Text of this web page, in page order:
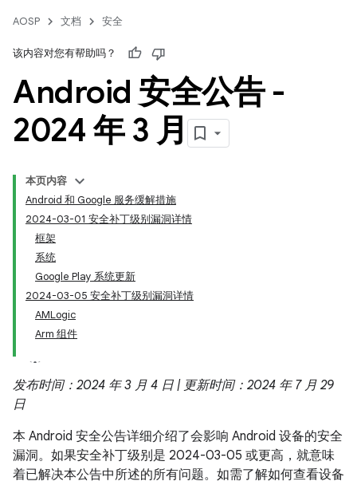
AOSP 文档 安全
该内容对您有帮助吗？
Android 安全公告 -
2024 年 3 月
本页内容
Android 和 Google 服务缓解措施
2024-03-01 安全补丁级别漏洞详情
框架
系统
Google Play 系统更新
2024-03-05 安全补丁级别漏洞详情
AMLogic
Arm 组件
发布时间：2024 年 3 月 4 日 | 更新时间：2024 年 7 月 29
日
本 Android 安全公告详细介绍了会影响 Android 设备的安全
漏洞。如果安全补丁级别是 2024-03-05 或更高，就意味
着已解决本公告中所述的所有问题。如需了解如何查看设备